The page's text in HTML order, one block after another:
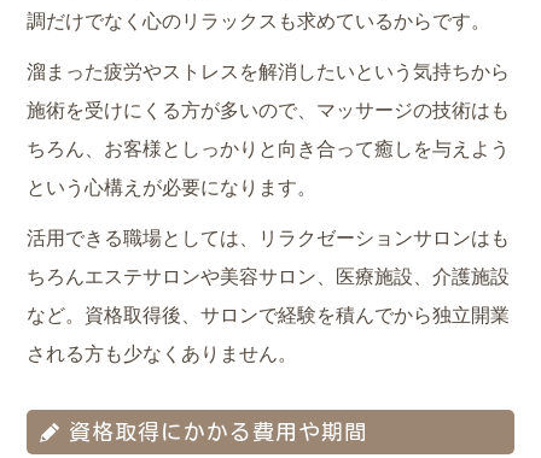
調だけでなく心のリラックスも求めているからです。
溜まった疲労やストレスを解消したいという気持ちから
施術を受けにくる方が多いので、マッサージの技術はも
ちろん、お客様としっかりと向き合って癒しを与えよう
という心構えが必要になります。
活用できる職場としては、リラクゼーションサロンはも
ちろんエステサロンや美容サロン、医療施設、介護施設
など。資格取得後、サロンで経験を積んでから独立開業
される方も少なくありません。
資格取得にかかる費用や期間